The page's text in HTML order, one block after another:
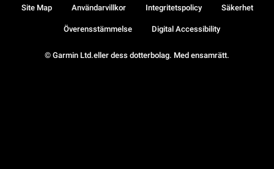
© Garmin Ltd.eller dess dotterbolag. Med ensamrätt.
Site Map Användarvillkor Integritetspolicy Säkerhet
Överensstämmelse Digital Accessibility